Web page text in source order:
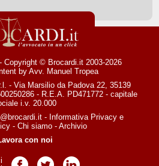
Copyright © Brocardi.it 2003-2026
by Avv. Manuel Tropea
- Via Marsilio da Padova 22, 35139
- R.E.A. PD471772 - capitale
i.v. 20.000
- Informativa Privacye
- Chi siamo - Archivio
con noi
Pagina Facebook
Pagina TwitterPagina LinkedIn